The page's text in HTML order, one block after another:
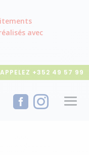
avec
APPELEZ +352 49 57 99

